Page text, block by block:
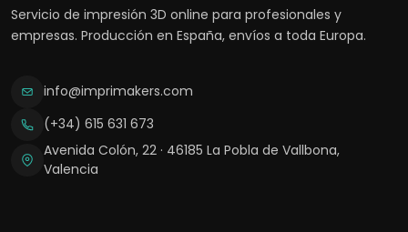
Servicio de impresión 3D online para profesionales y
empresas. Producción en España, envíos a toda Europa.
info@imprimakers.com
(+34) 615 631 673
Avenida Colón, 22 · 46185 La Pobla de Vallbona,
Valencia